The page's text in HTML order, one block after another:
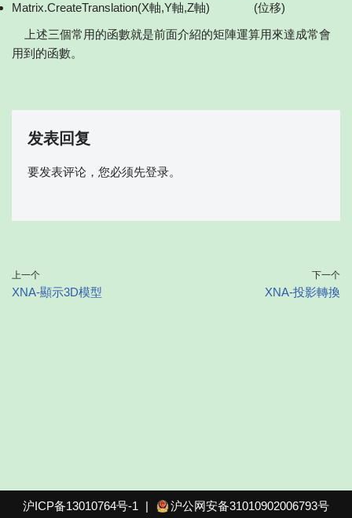
Matrix.CreateTranslation(X軸,Y軸,Z軸) (位移)
上述三個常用的函數就是前面介紹的矩陣運算用來達成常會
用到的函數。
发表回复
要发表评论，您必须先登录。
上一个
XNA-顯示3D模型
下一个
XNA-投影轉換
沪ICP备13010764号-1 | 沪公网安备31010902006793号